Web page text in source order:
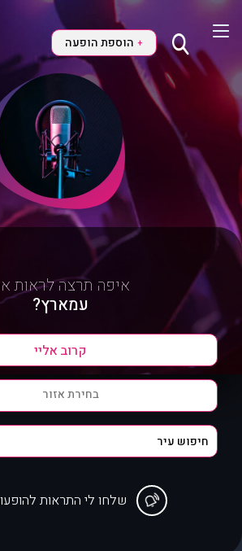
+ הוספת הופעה
איפה תרצה לראות
עמארץ?
בחירת אזור
שלחו לי התראות